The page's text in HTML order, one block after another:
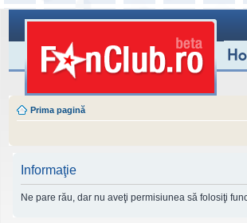
Prima pagină
Informaţie
Ne pare rău, dar nu aveţi permisiunea să folosiţi